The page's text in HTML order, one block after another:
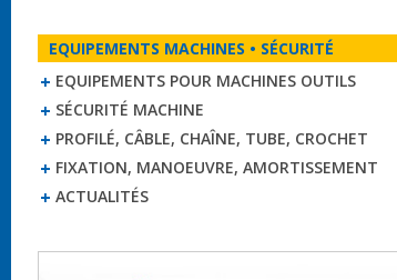
EQUIPEMENTS MACHINES • SÉCURITÉ
EQUIPEMENTS POUR MACHINES OUTILS
SÉCURITÉ MACHINE
PROFILÉ, CÂBLE, CHAÎNE, TUBE, CROCHET
FIXATION, MANOEUVRE, AMORTISSEMENT
ACTUALITÉS